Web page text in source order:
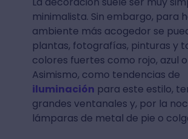
minimalista. Sin embargo, para
ambiente más acogedor se
plantas, fotografías, pinturas y
colores fuertes como rojo, azul
Asimismo, como tendencias de
iluminación para este estilo,
grandes ventanales y, por la
lámparas de metal de pie o